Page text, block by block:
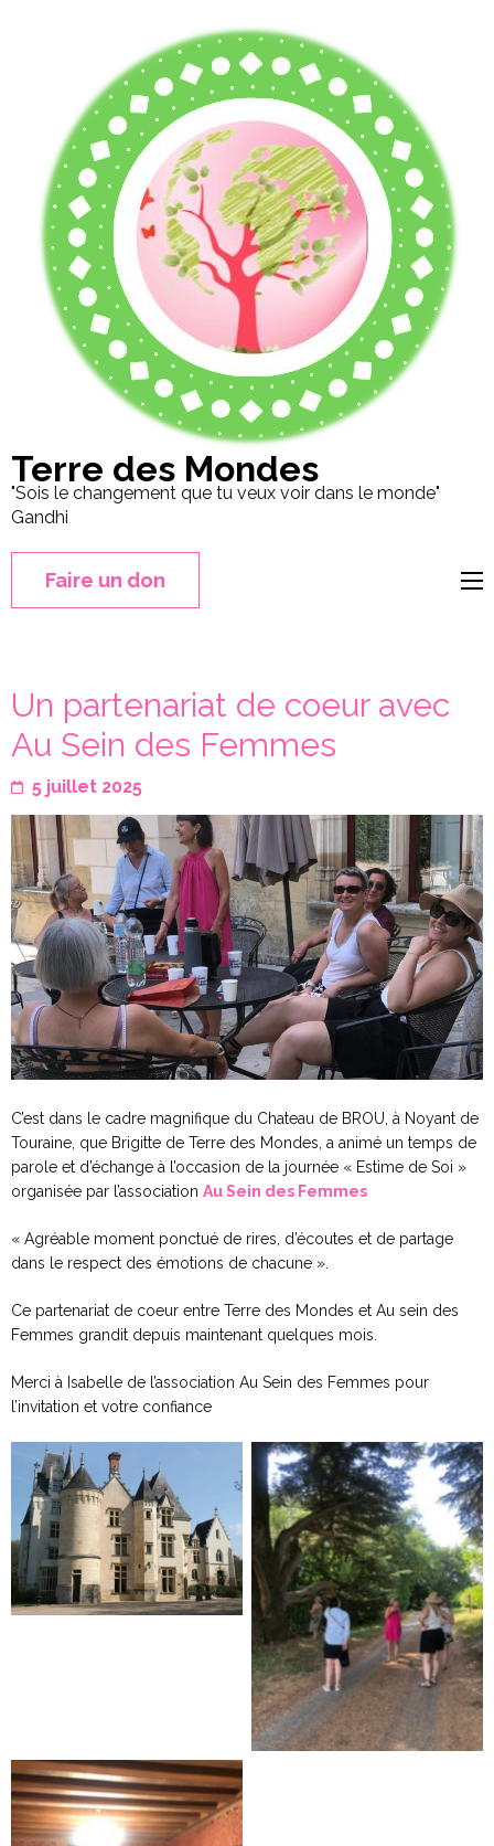
Terre des Mondes
"Sois le changement que tu veux voir dans le monde"
Gandhi
Faire un don
Un partenariat de coeur avec
Au Sein des Femmes
5 juillet 2025
C’est dans le cadre magnifique du Chateau de BROU, à Noyant de
Touraine, que Brigitte de Terre des Mondes, a animé un temps de
parole et d’échange à l’occasion de la journée « Estime de Soi »
organisée par l’association Au Sein des Femmes
« Agréable moment ponctué de rires, d’écoutes et de partage
dans le respect des émotions de chacune ».
Ce partenariat de coeur entre Terre des Mondes et Au sein des
Femmes grandit depuis maintenant quelques mois.
Merci à Isabelle de l’association Au Sein des Femmes pour
l’invitation et votre confiance